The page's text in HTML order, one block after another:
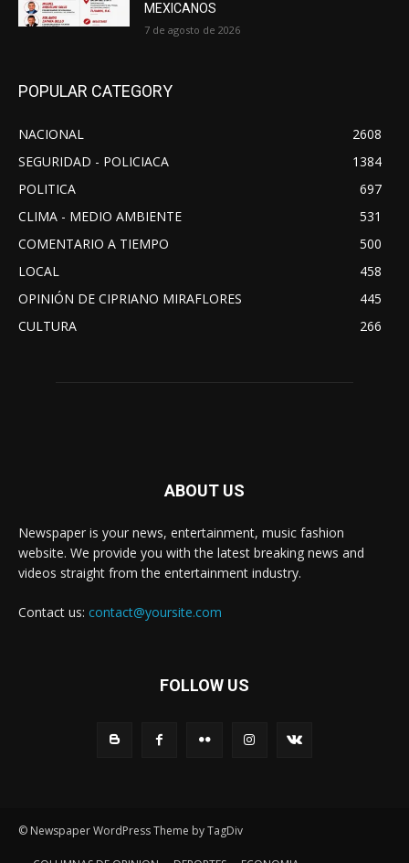
MEXICANOS
7 de agosto de 2026
POPULAR CATEGORY
NACIONAL
2608
SEGURIDAD - POLICIACA
1384
POLITICA
697
CLIMA - MEDIO AMBIENTE
531
COMENTARIO A TIEMPO
500
LOCAL
458
OPINIÓN DE CIPRIANO MIRAFLORES
445
CULTURA
266
ABOUT US
Newspaper is your news, entertainment, music fashion
website. We provide you with the latest breaking news and
videos straight from the entertainment industry.
Contact us: contact@yoursite.com
FOLLOW US
© Newspaper WordPress Theme by TagDiv